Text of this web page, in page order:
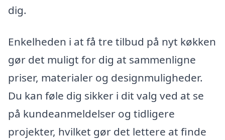
dig.
Enkelheden i at få tre tilbud på nyt køkken
gør det muligt for dig at sammenligne
priser, materialer og designmuligheder.
Du kan føle dig sikker i dit valg ved at se
på kundeanmeldelser og tidligere
projekter, hvilket gør det lettere at finde